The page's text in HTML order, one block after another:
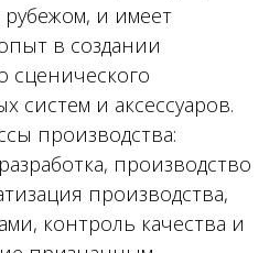
рубежом, и имеет
в создании
сценического
систем и аксессуаров.
производства:
производство
производства,
контроль качества и